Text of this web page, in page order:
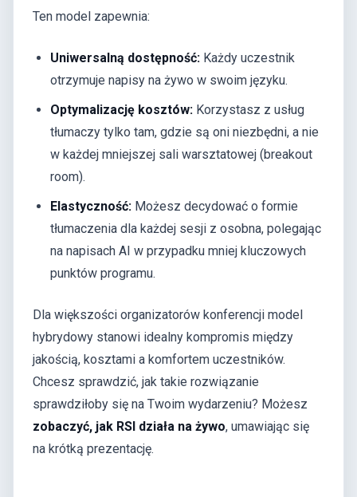
Ten model zapewnia:
Uniwersalną dostępność: Każdy uczestnik
otrzymuje napisy na żywo w swoim języku.
Optymalizację kosztów: Korzystasz z usług
tłumaczy tylko tam, gdzie są oni niezbędni, a nie
w każdej mniejszej sali warsztatowej (breakout
room).
Elastyczność: Możesz decydować o formie
tłumaczenia dla każdej sesji z osobna, polegając
na napisach AI w przypadku mniej kluczowych
punktów programu.
Dla większości organizatorów konferencji model
hybrydowy stanowi idealny kompromis między
jakością, kosztami a komfortem uczestników.
Chcesz sprawdzić, jak takie rozwiązanie
sprawdziłoby się na Twoim wydarzeniu? Możesz
zobaczyć, jak RSI działa na żywo, umawiając się
na krótką prezentację.